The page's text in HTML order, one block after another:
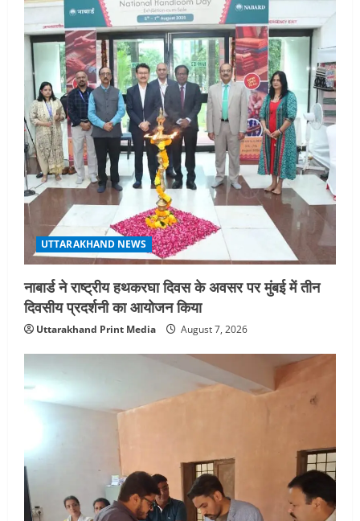
UTTARAKHAND NEWS
नाबार्ड ने राष्ट्रीय हथकरघा दिवस के अवसर पर मुंबई में तीन
दिवसीय प्रदर्शनी का आयोजन किया
Uttarakhand Print Media August 7, 2026